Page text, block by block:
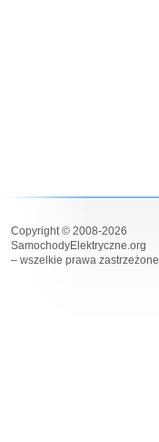
Copyright © 2008-2026
SamochodyElektryczne.org
– wszelkie prawa zastrzeżone